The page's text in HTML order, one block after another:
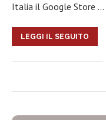
Italia il Google Store …
LEGGI IL SEGUITO